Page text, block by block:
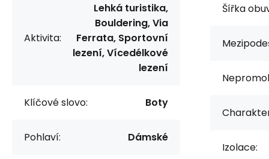
Aktivita:
Lehká turistika,
Bouldering, Via
Ferrata, Sportovní
lezení, Vícedélkové
lezení
Klíčové slovo: Boty
Pohlaví: Dámské
Šířka
Izolace: